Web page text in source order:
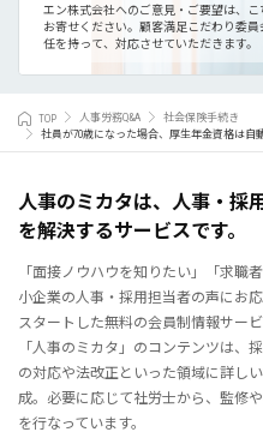
エン株式会社へのご意見・ご要望は、こ
お寄せください。 顧客満足こだわり委員
任を持って、対応させていただきます。
TOP 人事労務Q&A
社会保険手続き
社員が70歳になった場合、厚生年金資格は自
人事のミカタは、人事・採
を解決するサービスです。
「面接ノウハウを知りたい」「求職
小企業の人事・採用担当者の声にお
スタートした無料の会員制情報サービ
「人事のミカタ」のコンテンツは、
の対応や法改正といった領域に詳し
成。必要に応じて社労士から、監修
を行なっています。